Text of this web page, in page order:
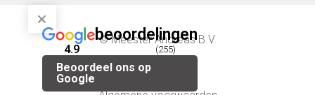
© Meester Andreas B.V.
Privacybeleid
beoordelingen
4.9 (255)
Beoordeel ons op
Google